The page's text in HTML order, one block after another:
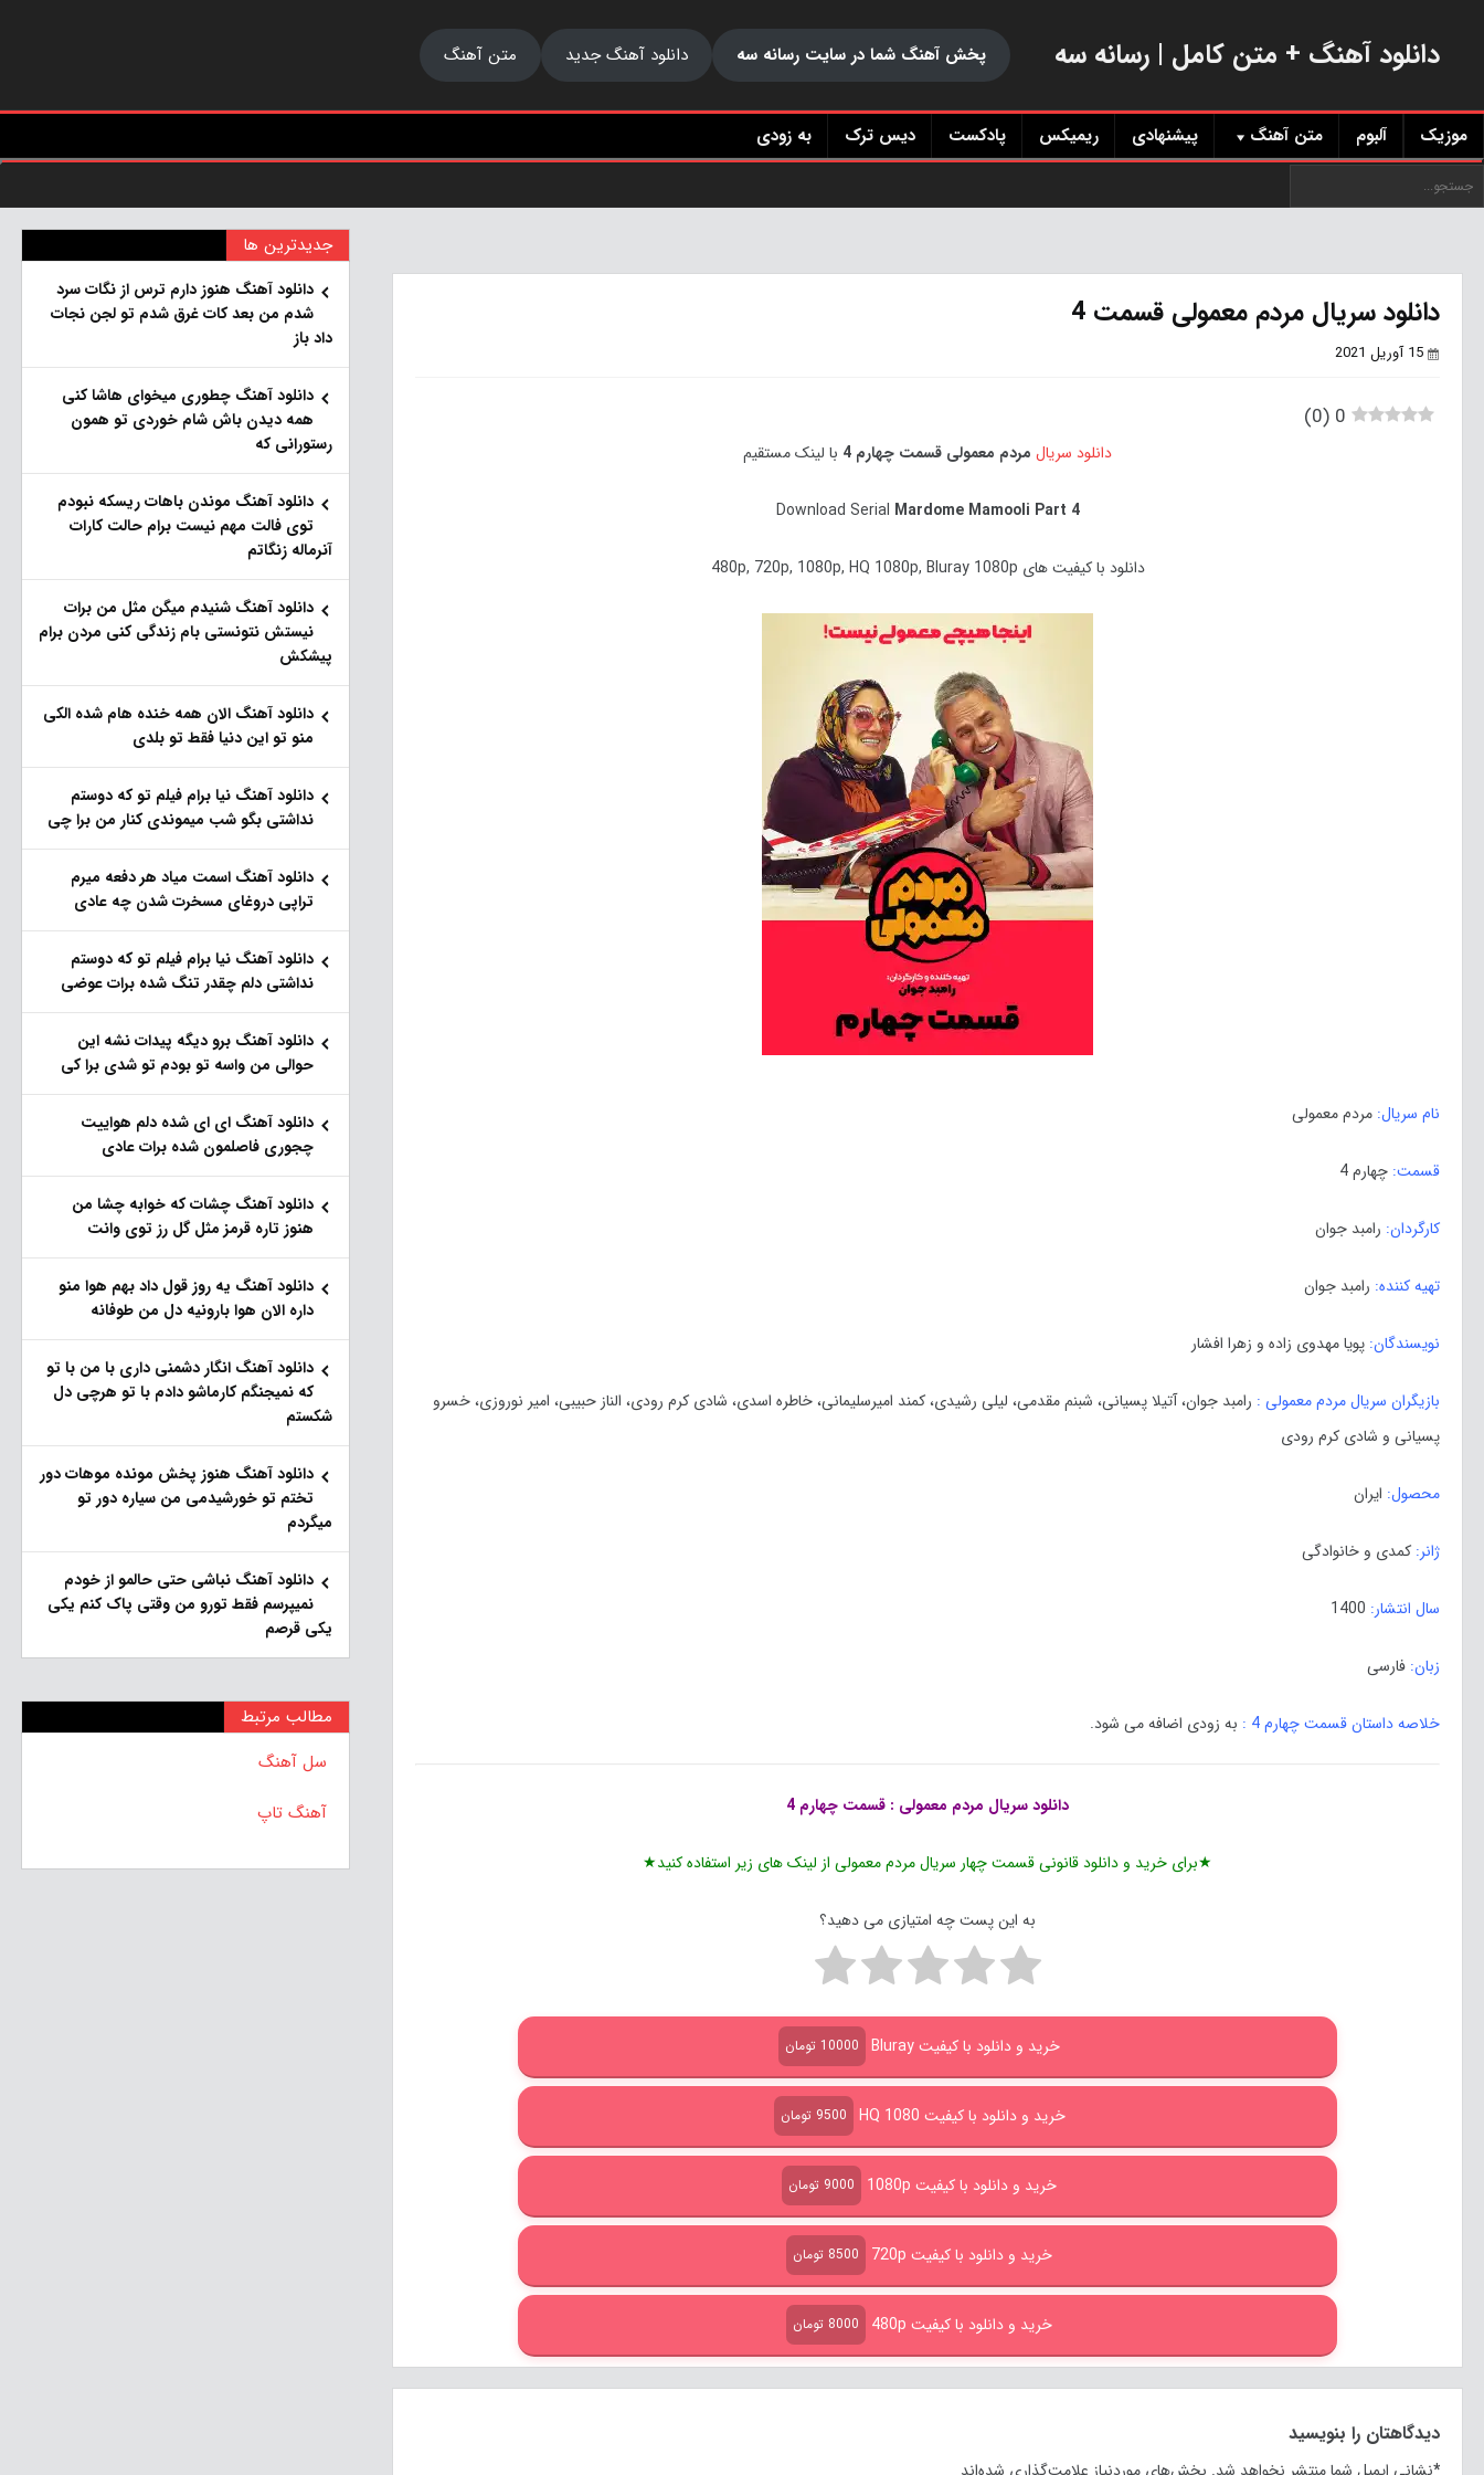
دانلود آهنگ + متن کامل | رسانه سه پخش آهنگ شما در سایت رسانه سه دانلود آهنگ جدید متن آهنگ
موزیک آلبوم متن آهنگ پیشنهادی ریمیکس پادکست دیس ترک به زودی
دانلود سریال مردم معمولی قسمت 4
15 آوریل 2021
0
(
0
)
دانلود سریال مردم معمولی قسمت چهارم 4 با لینک مستقیم
Download Serial Mardome Mamooli Part 4
دانلود با کیفیت های 480p, 720p, 1080p, HQ 1080p, Bluray 1080p
نام سریال: مردم معمولی
قسمت: چهارم 4
کارگردان: رامبد جوان
تهیه کننده: رامبد جوان
نویسندگان: پویا مهدوی زاده و زهرا افشار
بازیگران سریال مردم معمولی : رامبد جوان، آتیلا پسیانی، شبنم مقدمی، لیلی رشیدی، کمند امیرسلیمانی، خاطره اسدی، شادی کرم رودی، الناز حبیبی، امیر نوروزی، خسرو
پسیانی و شادی کرم رودی
محصول: ایران
ژانر: کمدی و خانوادگی
سال انتشار:
زبان: فارسی
خلاصه داستان قسمت چهارم 4 : به زودی اضافه می شود.
دانلودسریال مردم معمولی : قسمت چهارم 4
★برای خرید و دانلود قانونی قسمت چهار سریال مردم معمولی از لینک های زیر استفاده کنید★
به این پست چه امتیازی می دهید؟
خرید و دانلود با کیفیت Bluray 10000 تومان
خرید و دانلود با کیفیت HQ 1080 9500 تومان
خرید و دانلود با کیفیت 1080p 9000 تومان
خرید و دانلود با کیفیت 720p 8500 تومان
خرید و دانلود با کیفیت 480p 8000 تومان
دیدگاهتان را بنویسید
جدیدترین ها
دانلود آهنگ هنو‌ز دارم ترس از نگات سرد
شدم من بعد کات غرق شدم تو لجن نجات
داد باز
دانلود آهنگ چطوری میخوای هاشا کنی
همه دیدن باش شام خوردی تو همون
رستورانی که
دانلود آهنگ موندن باهات ریسکه نبودم
توی فالت مهم نیست برام حالت کارات
آنرماله زنگاتم
دانلود آهنگ شنیدم میگن مثل من برات
نیستش نتونستی بام زندگی کنی مردن برام
پیشکش
دانلود آهنگ الان همه خنده هام شده الکی
منو تو این دنیا فقط تو بلدی
دانلود آهنگ نیا برام فیلم تو‌ که دوستم
نداشتی بگو شب میموندی کنار من برا چی
دانلود آهنگ اسمت میاد هر دفعه میرم
تراپی دروغای مسخرت شدن چه عادی
دانلود آهنگ نیا برام فیلم تو‌ که دوستم
نداشتی دلم چقدر تنگ شده برات عوضی
دانلود آهنگ برو دیگه پیدات نشه این
حوالی من واسه تو‌ بودم تو شدی برا کی
دانلود آهنگ ای ای شده دلم هواییت
چجوری فاصلمون شده برات عادی
دانلود آهنگ چشات که خوابه چشا من
هنوز تاره قرمز مثل گل رز توی وانت
دانلود آهنگ یه روز قول داد بهم هوا منو
داره الان هوا بارونیه دل من طوفانه
دانلود آهنگ انگار دشمنی داری با من با تو
که نمیجنگم کارماشو دادم با تو هرچی دل
شکستم
دانلود آهنگ هنوز پخش مونده موهات دور
تختم تو خورشیدمی من سیاره دور تو
میگردم
دانلود آهنگ نباشی حتی حالمو از خودم
نمیپرسم فقط تورو من وقتی پاک کنم یکی
یکی قرصم
مطالب مرتبط
سل آهنگ
آهنگ تاپ